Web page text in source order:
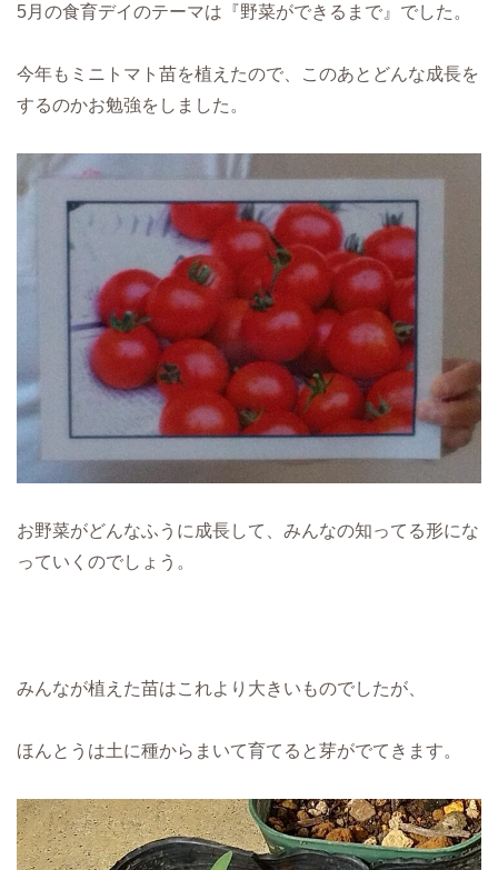
5月の食育デイのテーマは『野菜ができるまで』でした。
今年もミニトマト苗を植えたので、このあとどんな成長を
するのかお勉強をしました。
お野菜がどんなふうに成長して、みんなの知ってる形にな
っていくのでしょう。
みんなが植えた苗はこれより大きいものでしたが、
ほんとうは土に種からまいて育てると芽がでてきます。